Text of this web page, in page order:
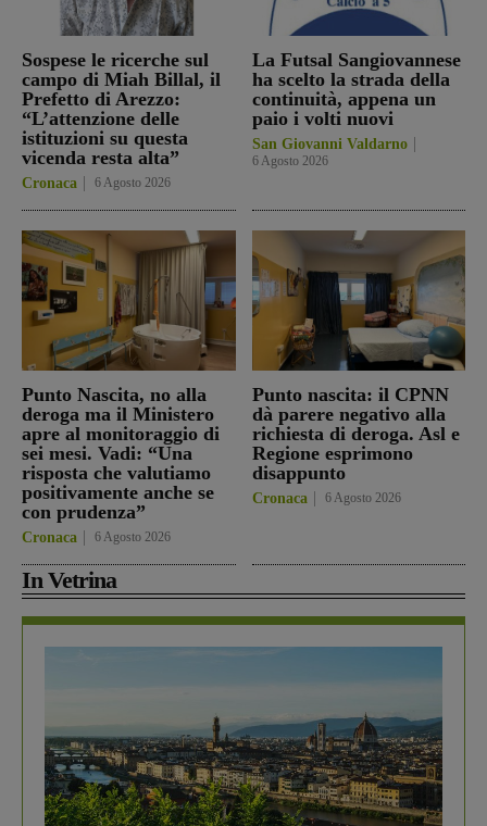
Sospese le ricerche sul
campo di Miah Billal, il
Prefetto di Arezzo:
“L’attenzione delle
istituzioni su questa
vicenda resta alta”
Cronaca 6 Agosto 2026
La Futsal Sangiovannese
ha scelto la strada della
continuità, appena un
paio i volti nuovi
San Giovanni Valdarno
6 Agosto 2026
Punto Nascita, no alla
deroga ma il Ministero
apre al monitoraggio di
sei mesi. Vadi: “Una
risposta che valutiamo
positivamente anche se
con prudenza”
Cronaca 6 Agosto 2026
Punto nascita: il CPNN
dà parere negativo alla
richiesta di deroga. Asl e
Regione esprimono
disappunto
Cronaca 6 Agosto 2026
In Vetrina